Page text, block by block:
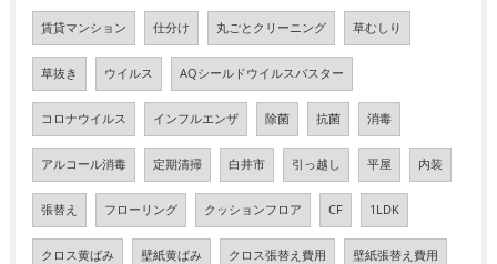
賃貸マンション 仕分け 丸ごとクリーニング 草むしり
草抜き ウイルス AQシールドウイルスバスター
コロナウイルス インフルエンザ 除菌 抗菌 消毒
アルコール消毒 定期清掃 白井市 引っ越し 平屋 内装
張替え フローリング クッションフロア CF 1LDK
クロス黄ばみ 壁紙黄ばみ クロス張替え費用 壁紙張替え費用